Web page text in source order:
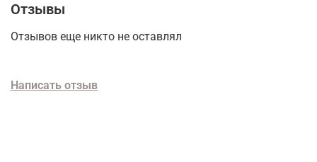
Отзывы
Отзывов еще никто не оставлял
Написать отзыв